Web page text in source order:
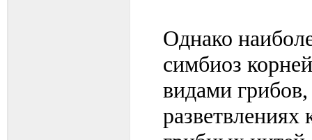
Однако
симбиоз
видами